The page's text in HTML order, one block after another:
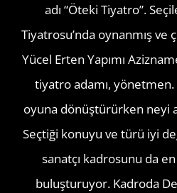
adı “Öteki Tiyatro”.
Tiyatrosu’nda oynanmış
Yücel Erten Yapımı
tiyatro adamı,
oyuna dönüştürürken neyi
Seçtiği konuyu ve türü iyi
sanatçı kadrosunu da
buluşturuyor. Kadroda